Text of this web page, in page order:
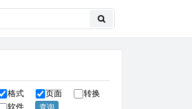
格式 页面
转换
软件